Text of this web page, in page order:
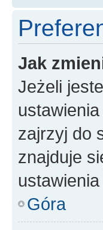
Jak
Jeżeli
zajrzyj do
znajduje
Góra